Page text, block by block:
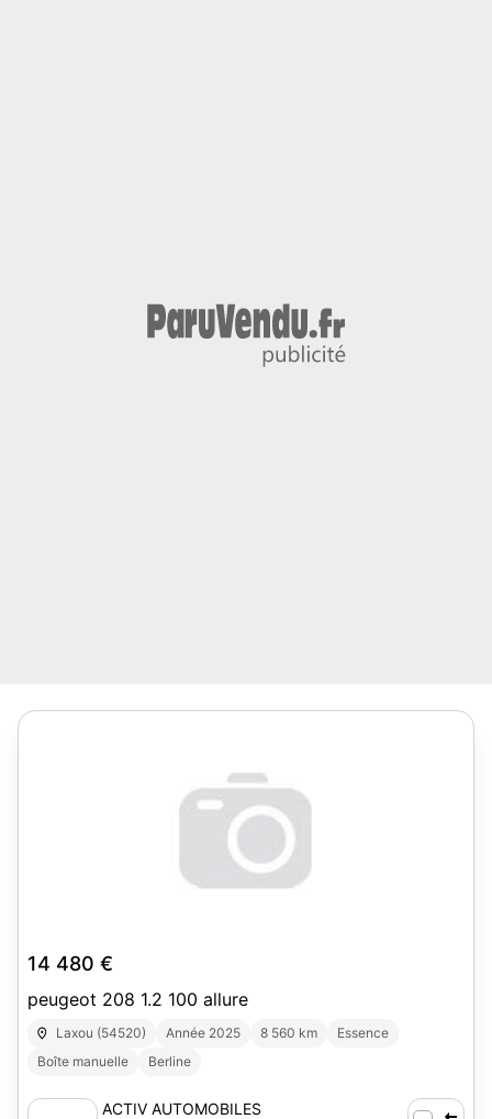
14 480 €
peugeot 208 1.2 100 allure
Laxou (54520) Année 2025 8 560 km
Essence
Boîte manuelle
Berline
ACTIV AUTOMOBILES